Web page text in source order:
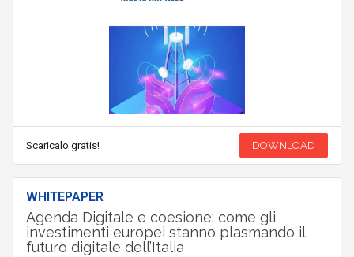
Scaricalo gratis! DOWNLOAD
WHITEPAPER
Agenda Digitale e coesione: come gli
investimenti europei stanno plasmando il
futuro digitale dell’Italia